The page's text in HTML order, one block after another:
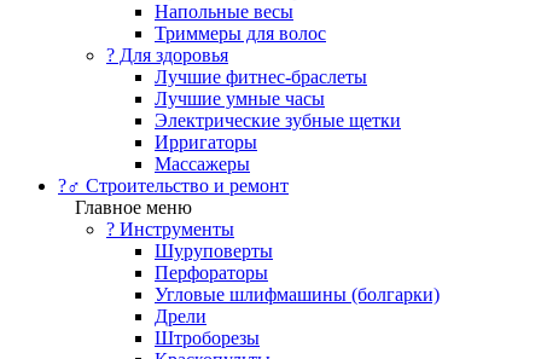
Напольные весы
Триммеры для волос
? Для здоровья
Лучшие фитнес-браслеты
Лучшие умные часы
Электрические зубные щетки
Ирригаторы
Массажеры
?‍♂️ Строительство и ремонт
Главное меню
?️ Инструменты
Шуруповерты
Перфораторы
Угловые шлифмашины (болгарки)
Дрели
Штроборезы